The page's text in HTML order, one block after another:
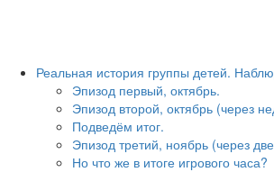
Реальная история группы детей.
Эпизод первый, октябрь.
Эпизод второй, октябрь (через
Подведём итог.
Эпизод третий, ноябрь (через
Но что же в итоге игрового часа?